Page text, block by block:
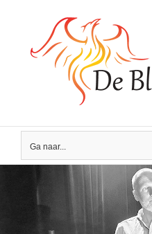
content
Ga naar...